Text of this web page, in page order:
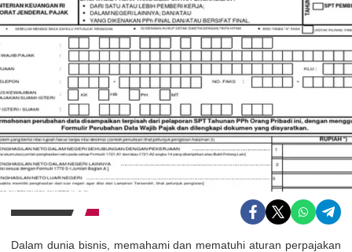
Dalam dunia bisnis, memahami dan mematuhi aturan perpajakan